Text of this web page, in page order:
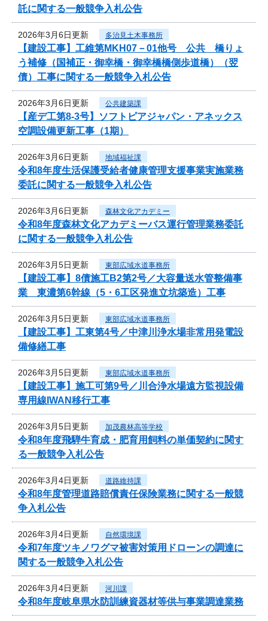
託に関する一般競争入札公告
2026年3月6日更新 多治見土木事務所
【建設工事】工維第MKH07－01他号 公共 橋りょ
う補修（国補正・御幸橋・御幸橋橋側歩道橋）（翌
債）工事に関する一般競争入札公告
2026年3月6日更新 公共建築課
【産デ工第8-3号】ソフトピアジャパン・アネックス
空調設備更新工事（1期）
2026年3月6日更新 地域福祉課
令和8年度生活保護受給者健康管理支援事業実施業務
委託に関する一般競争入札公告
2026年3月6日更新 森林文化アカデミー
令和8年度森林文化アカデミーバス運行管理業務委託
に関する一般競争入札公告
2026年3月5日更新 東部広域水道事務所
【建設工事】8債施工B2第2号／大容量送水管整備事
業 東濃第6幹線（5・6工区発進立坑築造）工事
2026年3月5日更新 東部広域水道事務所
【建設工事】工東第4号／中津川浄水場非常用発電設
備修繕工事
2026年3月5日更新 東部広域水道事務所
【建設工事】施工可第9号／川合浄水場遠方監視設備
専用線IWAN移行工事
2026年3月5日更新 加茂農林高等学校
令和8年度飛騨牛育成・肥育用飼料の単価契約に関す
る一般競争入札公告
2026年3月4日更新 道路維持課
令和8年度管理道路賠償責任保険業務に関する一般競
争入札公告
2026年3月4日更新 自然環境課
令和7年度ツキノワグマ被害対策用ドローンの調達に
関する一般競争入札公告
2026年3月4日更新 河川課
令和8年度岐阜県水防訓練資器材等供与事業調達業務